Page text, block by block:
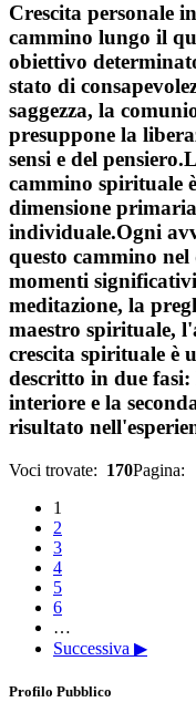
Crescita personale
cammino lungo il
obiettivo
stato di
saggezza, la
presuppone la
sensi e del
cammino spirituale
dimensione
individuale.Ogni
questo cammino nel
momenti
meditazione, la
maestro spirituale,
crescita spirituale è
descritto in due
interiore e la
risultato
Voci trovate: 170Pagina:
1
2
3
4
5
6
…
Successiva ▶
Profilo Pubblico